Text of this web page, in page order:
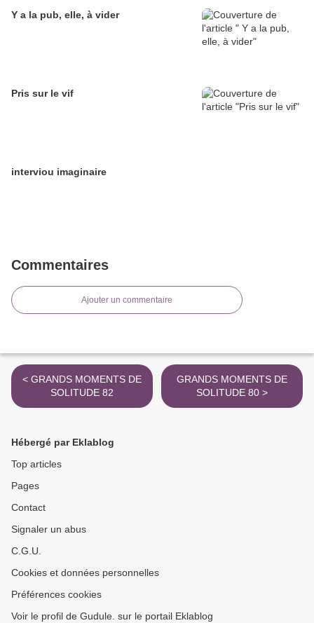
Y a la pub, elle, à vider
Pris sur le vif
interviou imaginaire
Commentaires
Ajouter un commentaire
< GRANDS MOMENTS DE
SOLITUDE 82
GRANDS MOMENTS DE
SOLITUDE 80 >
Hébergé par Eklablog
Top articles
Pages
Contact
Signaler un abus
C.G.U.
Cookies et données personnelles
Préférences cookies
Voir le profil de Gudule. sur le portail Eklablog